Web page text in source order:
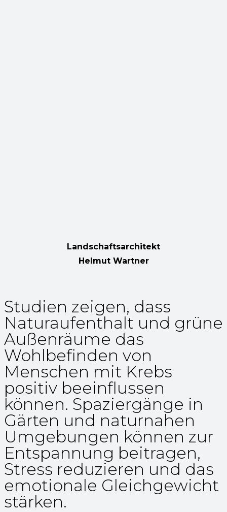
Landschaftsarchitekt
Helmut Wartner
Studien zeigen, dass
Naturaufenthalt und grüne
Außenräume das
Wohlbefinden von
Menschen mit Krebs
positiv beeinflussen
können. Spaziergänge in
Gärten und naturnahen
Umgebungen können zur
Entspannung beitragen,
Stress reduzieren und das
emotionale Gleichgewicht
stärken.